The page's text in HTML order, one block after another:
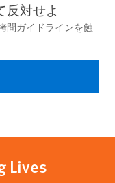
反対せよ
問ガイドラインを蝕
Lives